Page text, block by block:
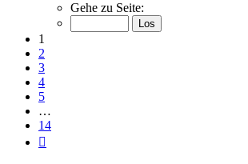
von
Gehe zu Seite:
1
2
3
4
5
…
14